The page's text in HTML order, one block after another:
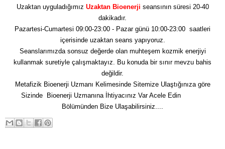
Uzaktan uyguladığımız Uzaktan Bioenerji seansının süresi 20-40
dakikadır.
Pazartesi-Cumartesi 09:00-23:00 - Pazar günü 10:00-23:00 saatleri
içerisinde uzaktan seans yapıyoruz.
Seanslarımızda sonsuz değerde olan muhteşem kozmik enerjiyi
kullanmak suretiyle çalışmaktayız. Bu konuda bir sınır mevzu bahis
değildir.
Metafizik Bioenerji Uzmanı Kelimesinde Sitemize Ulaştığınıza göre
Sizinde Bioenerji Uzmanına İhtiyacınız Var Acele Edin
Bölümünden Bize Ulaşabilirsiniz....